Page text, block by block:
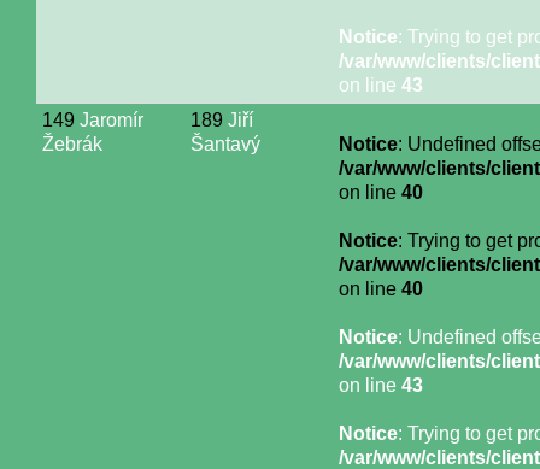
Notice: Trying to get
/var/www/clients/
on line 43
149 Jaromír
Žebrák
189 Jiří
Šantavý
Notice: Undefined
/var/www/clients/
on line 40
Notice: Trying to get
/var/www/clients/
on line 40
Notice: Undefined
/var/www/clients/
on line 43
Notice: Trying to get
/var/www/clients/